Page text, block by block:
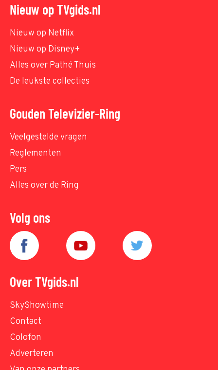
Nieuw op TVgids.nl
Nieuw op Netflix
Nieuw op Disney+
Alles over Pathé Thuis
De leukste collecties
Gouden Televizier-Ring
Veelgestelde vragen
Reglementen
Pers
Alles over de Ring
Volg ons
Over TVgids.nl
SkyShowtime
Contact
Colofon
Adverteren